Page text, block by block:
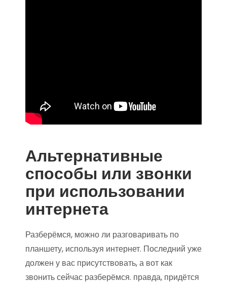
Альтернативные
способы или звонки
при использовании
интернета
Разберёмся, можно ли разговаривать по
планшету, используя интернет. Последний уже
должен у вас присутствовать, а вот как
звонить сейчас разберёмся. правда, придётся